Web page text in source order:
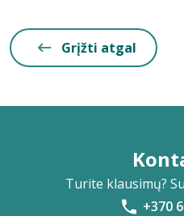
Grįžti atgal
Turite klausimų?
+370